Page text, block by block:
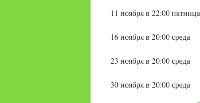
11 ноября в 22:00 пятница
16 ноября в 20:00 среда
23 ноября в 20:00 среда
30 ноября в 20:00 среда